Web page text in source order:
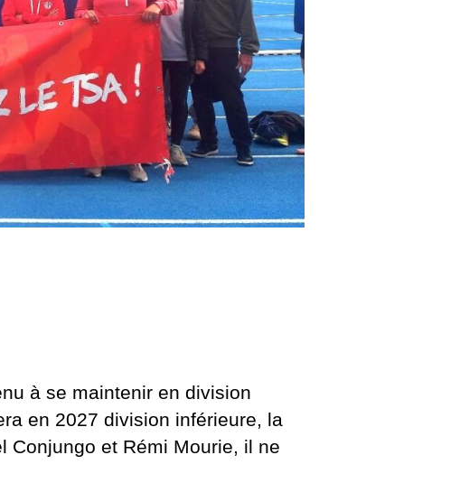
à se maintenir en division
en 2027 division inférieure, la
Conjungo et Rémi Mourie, il ne